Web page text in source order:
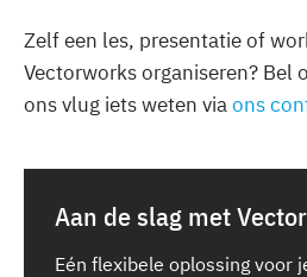
Zelf een les, presentatie of
Vectorworks organiseren? Bel
ons vlug iets weten viaons
Aan de slag met
Eén flexibele oplossing voor